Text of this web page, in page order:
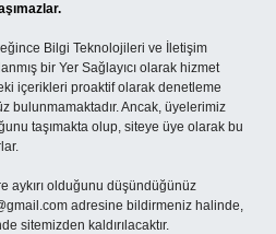
Bilgi Teknolojileri ve İletişim
bir Yer Sağlayıcı olarak hizmet
içerikleri proaktif olarak denetleme
bulunmamaktadır. Ancak, üyelerimiz
taşımakta olup, siteye üye olarak bu
aykırı olduğunu düşündüğünüz
adresine bildirmeniz halinde,
sitemizden kaldırılacaktır.